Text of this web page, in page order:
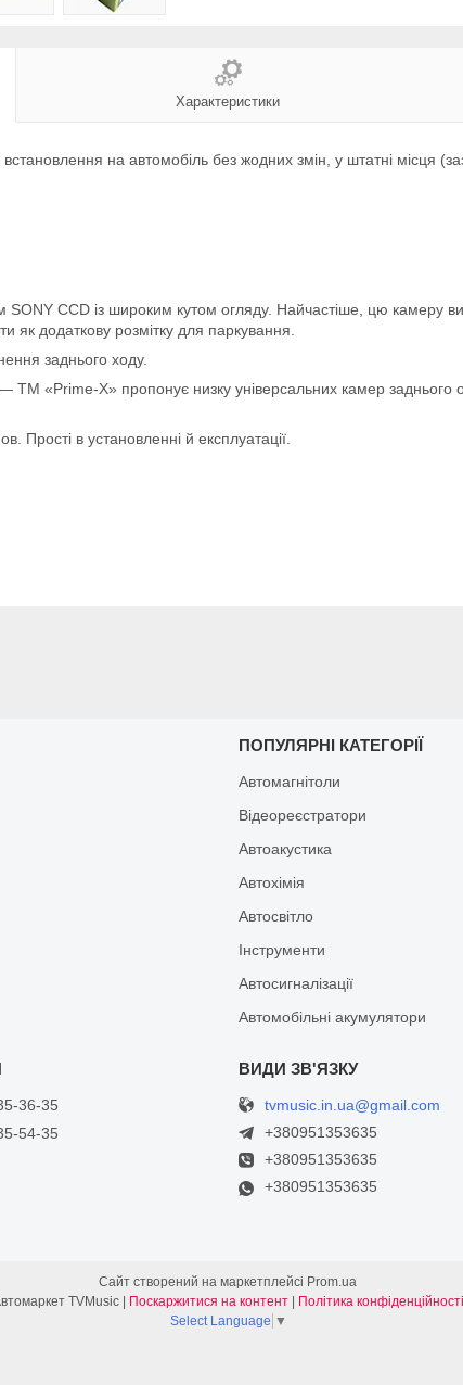
Характеристики
на автомобіль без жодних змін, у штатні місця
CCD із широким кутом огляду. Найчастіше, цю камеру
як додаткову розмітку для паркування.
заднього ходу.
TM «Prime-X» пропонує низку універсальних камер
Прості в установленні й експлуатації.
ПОПУЛЯРНІ КАТЕГОРІЇ
Автомагнітоли
Відеореєстратори
Автоакустика
Автохімія
Автосвітло
Інструменти
Автосигналізації
Автомобільні акумулятори
36-35
54-35
tvmusic.in.ua@gmail.com
+380951353635
+380951353635
+380951353635
Сайт створений на маркетплейсі Prom.ua
Автомаркет TVMusic | Поскаржитися на контент | Політика конфіденційності
Select Language ▼